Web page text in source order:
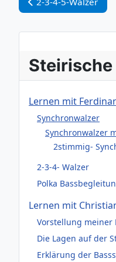
Lernen mit
Synchronwalzer
Synchronwalzer
2stimmig-
2-3-4- Walzer
Polka
Lernen mit
Vorstellung meiner
Die Lagen auf der
Erklärung der